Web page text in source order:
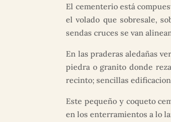
El cementerio está
el volado que sobresale,
sendas cruces se van
En las praderas aledañas
piedra o granito donde
recinto; sencillas
Este pequeño y coqueto
en los enterramientos a lo